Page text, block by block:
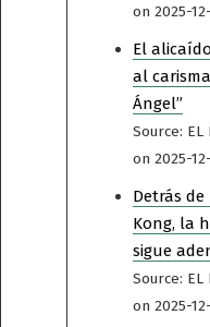
on 2025-
El
al
Ángel”
Source:
on 2025-
Detrás
Kong, la
sigue
Source:
on 2025-